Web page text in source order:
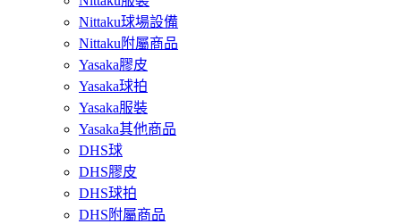
Nittaku球場設備
Nittaku附屬商品
Yasaka膠皮
Yasaka球拍
Yasaka服裝
Yasaka其他商品
DHS球
DHS膠皮
DHS球拍
DHS附屬商品